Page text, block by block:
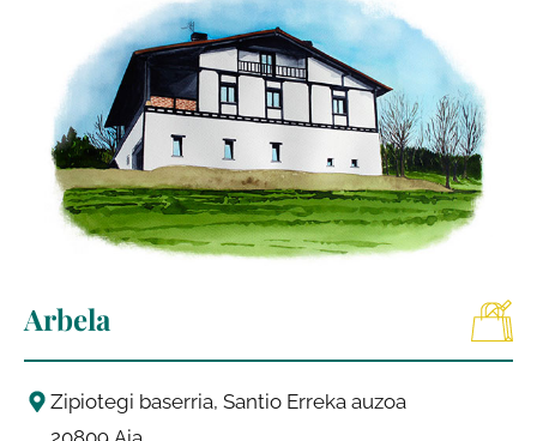
Arbela
Zipiotegi baserria, Santio Erreka auzoa